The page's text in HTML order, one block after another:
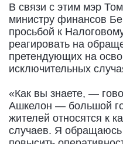
В связи с этим мэр
министру финансов
просьбой к
реагировать на
претендующих на
исключительных
«Как вы знаете, —
Ашкелон — большой
жителей относятся к
случаев. Я обращаюсь